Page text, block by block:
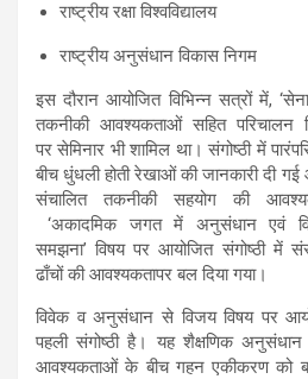
राष्ट्रीय रक्षा विश्वविद्यालय
राष्ट्रीय अनुसंधान विकास निगम
इस दौरान आयोजित विभिन्न सत्रों में,
तकनीकी आवश्यकताओं सहित परिचालन
पर सेमिनार भी शामिल था। संगोष्ठी में
बीच धुंधली होती रेखाओं की जानकारी दी
संचालित तकनीकी सहयोग की
‘अकादमिक जगत में अनुसंधान एवं
समझना’ विषय पर आयोजित संगोष्ठी में
ढाँचों की आवश्यकतापर बल दिया गया।
विवेक व अनुसंधान से विजय विषय पर
पहली संगोष्ठी है। यह शैक्षणिक अनुसंधान
आवश्यकताओं के बीच गहन एकीकरण को